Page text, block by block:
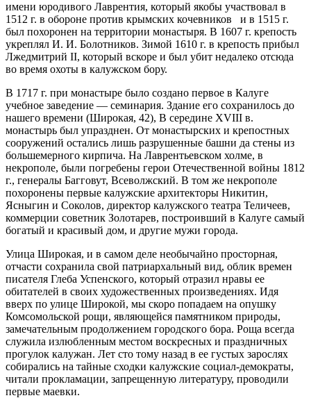
имени юродивого Лаврентия, который якобы участвовал в
1512 г. в обороне против крымских кочевников и в 1515 г.
был похоронен на территории монастыря. В 1607 г. крепость
укреплял И. И. Болотников. Зимой 1610 г. в крепость прибыл
Лжедмитрий II, который вскоре и был убит недалеко отсюда
во время охоты в калужском бору.
В 1717 г. при монастыре было создано первое в Калуге
учебное заведение — семинария. Здание его сохранилось до
нашего времени (Широкая, 42), В середине XVIII в.
монастырь был упразднен. От монастырских и крепостных
сооружений остались лишь разрушенные башни да стены из
большемерного кирпича. На Лаврентьевском холме, в
некрополе, были погребены герои Отечественной войны 1812
г., генералы Багговут, Всеволжский. В том же некрополе
похоронены первые калужские архитекторы Никитин,
Ясныгин и Соколов, директор калужского театра Теличеев,
коммерции советник Золотарев, построивший в Калуге самый
богатый и красивый дом, и другие мужи города.
Улица Широкая, и в самом деле необычайно просторная,
отчасти сохранила свой патриархальный вид, облик времен
писателя Глеба Успенского, который отразил нравы ее
обитателей в своих художественных произведениях. Идя
вверх по улице Широкой, мы скоро попадаем на опушку
Комсомольской рощи, являющейся памятником природы,
замечательным продолжением городского бора. Роща всегда
служила излюбленным местом воскресных и праздничных
прогулок калужан. Лет сто тому назад в ее густых зарослях
собирались на тайные сходки калужские социал-демократы,
читали прокламации, запрещенную литературу, проводили
первые маевки.